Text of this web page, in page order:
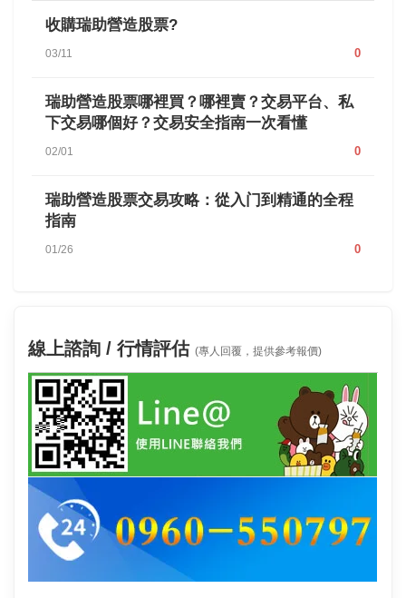
收購瑞助營造股票?
03/11 0
瑞助營造股票哪裡買？哪裡賣？交易平台、私
下交易哪個好？交易安全指南一次看懂
02/01 0
瑞助營造股票交易攻略：從入门到精通的全程
指南
01/26 0
線上諮詢 / 行情評估 (專人回覆，提供參考報價)